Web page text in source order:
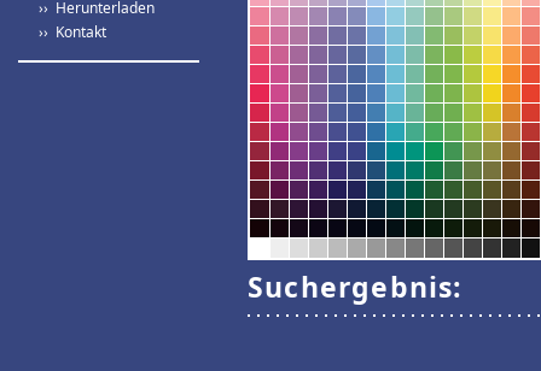
›› Herunterladen
›› Kontakt
Suchergebnis: